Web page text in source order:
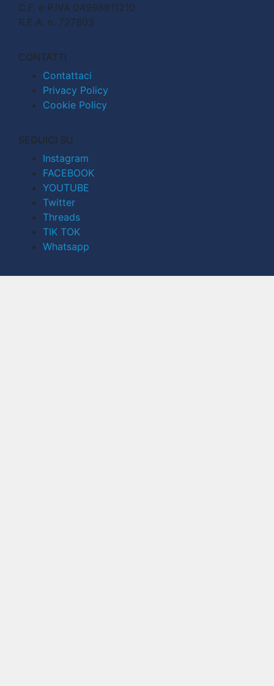
C.F. e P.IVA 04998911210
R.E.A. n. 727803
CONTATTI
Contattaci
Privacy Policy
Cookie Policy
SEGUICI SU
Instagram
FACEBOOK
YOUTUBE
Twitter
Threads
TIK TOK
Whatsapp